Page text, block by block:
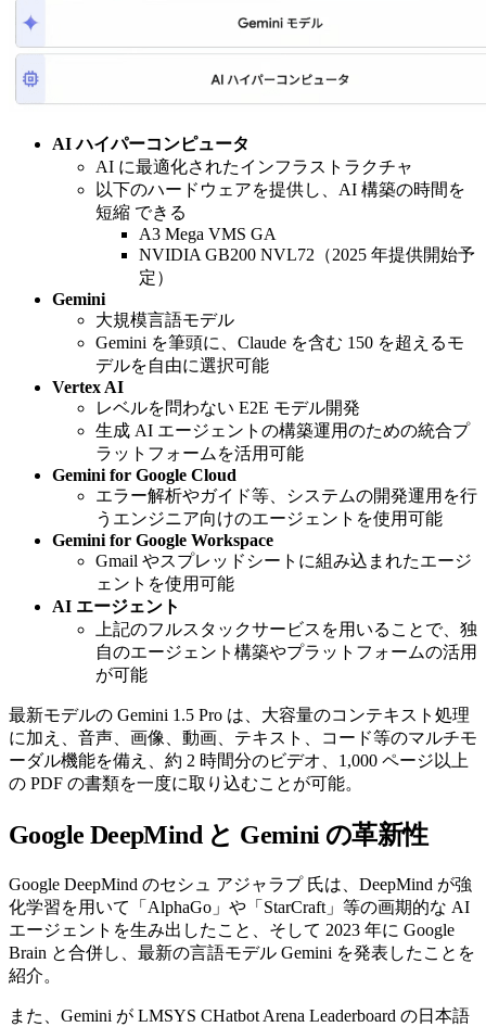
AI ハイパーコンピュータ
AI に最適化されたインフラストラクチャ
以下のハードウェアを提供し、AI 構築の時間を
短縮 できる
A3 Mega VMS GA
NVIDIA GB200 NVL72（2025 年提供開始予
定）
Gemini
大規模言語モデル
Gemini を筆頭に、Claude を含む 150 を超えるモ
デルを自由に選択可能
Vertex AI
レベルを問わない E2E モデル開発
生成 AI エージェントの構築運用のための統合プ
ラットフォームを活用可能
Gemini for Google Cloud
エラー解析やガイド等、システムの開発運用を行
うエンジニア向けのエージェントを使用可能
Gemini for Google Workspace
Gmail やスプレッドシートに組み込まれたエージ
ェントを使用可能
AI エージェント
上記のフルスタックサービスを用いることで、独
自のエージェント構築やプラットフォームの活用
が可能
最新モデルの Gemini 1.5 Pro は、大容量のコンテキスト処理
に加え、音声、画像、動画、テキスト、コード等のマルチモ
ーダル機能を備え、約 2 時間分のビデオ、1,000 ページ以上
の PDF の書類を一度に取り込むことが可能。
Google DeepMind と Gemini の革新性
Google DeepMind のセシュ アジャラプ 氏は、DeepMind が強
化学習を用いて「AlphaGo」や「StarCraft」等の画期的な AI
エージェントを生み出したこと、そして 2023 年に Google
Brain と合併し、最新の言語モデル Gemini を発表したことを
紹介。
また、Gemini が LMSYS CHatbot Arena Leaderboard の日本語